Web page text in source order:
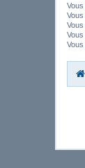
Vous
Vous
Vous
Vous
Vous